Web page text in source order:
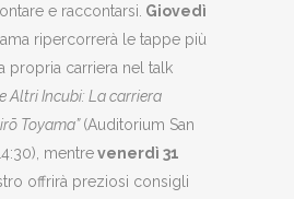
e raccontarsi. Giovedì
ripercorrerà le tappe più
propria carriera nel talk
Altri Incubi: La carriera
Toyama”(Auditorium San
mentrevenerdì 31
offrirà preziosi consigli